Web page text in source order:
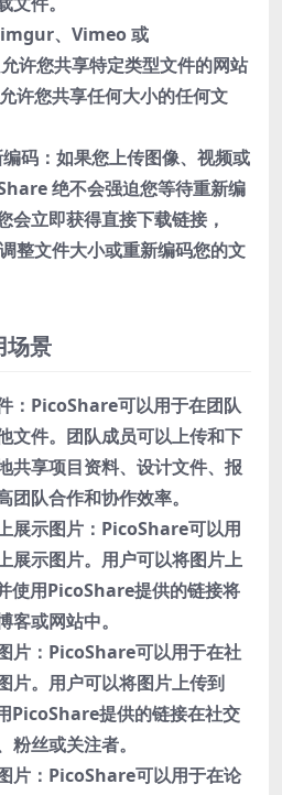
imgur、Vimeo 或
许您共享特定类型文件的网站
许您共享任何大小的任何文
码：如果您上传图像、视频或
绝不会强迫您等待重新编
会立即获得直接下载链接，
整文件大小或重新编码您的文
场景
：PicoShare可以用于在团队
文件。团队成员可以上传和下
共享项目资料、设计文件、报
团队合作和协作效率。
展示图片：PicoShare可以用
展示图片。用户可以将图片上
使用PicoShare提供的链接将
客或网站中。
片：PicoShare可以用于在社
片。用户可以将图片上传到
PicoShare提供的链接在社交
粉丝或关注者。
片：PicoShare可以用于在论